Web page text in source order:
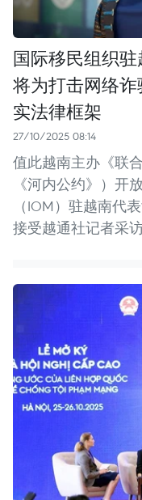
国际移民组织驻
将为打击网络
实法律框架
27/10/2025 08:14
值此越南主办《联
《河内公约》）开
（IOM）驻越南代
接受越通社记者采访